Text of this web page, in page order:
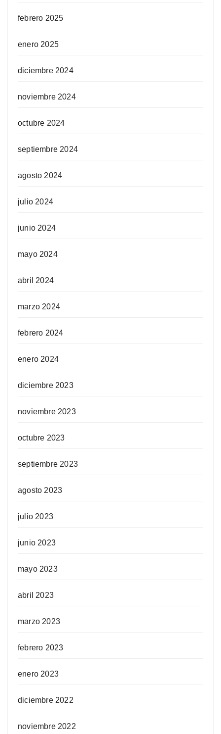
febrero 2025
enero 2025
diciembre 2024
noviembre 2024
octubre 2024
septiembre 2024
agosto 2024
julio 2024
junio 2024
mayo 2024
abril 2024
marzo 2024
febrero 2024
enero 2024
diciembre 2023
noviembre 2023
octubre 2023
septiembre 2023
agosto 2023
julio 2023
junio 2023
mayo 2023
abril 2023
marzo 2023
febrero 2023
enero 2023
diciembre 2022
noviembre 2022